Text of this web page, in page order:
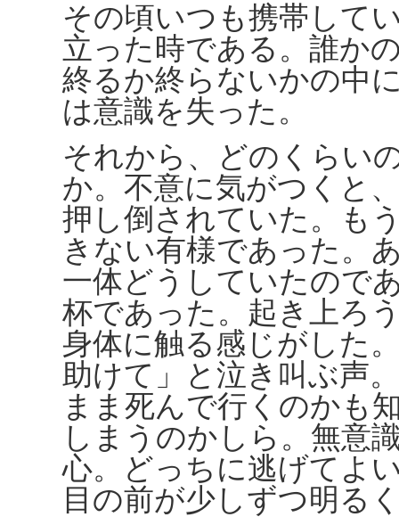
その頃いつも携帯して
立った時である。誰か
終るか終らないかの中
は意識を失った。
それから、どのくらい
か。不意に気がつくと
押し倒されていた。も
きない有様であった。
一体どうしていたので
杯であった。起き上ろ
身体に触る感じがした
助けて」と泣き叫ぶ声
まま死んで行くのかも
しまうのかしら。無意
心。どっちに逃げてよ
目の前が少しずつ明る